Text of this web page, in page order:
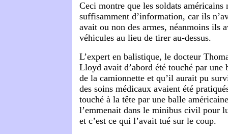
Ceci montre que les soldats américains
suffisamment d’information, car ils
avait ou non des armes, néanmoins ils
véhicules au lieu de tirer au-dessus.
L’expert en balistique, le docteur
Lloyd avait d’abord été touché par une
de la camionnette et qu’il aurait pu
des soins médicaux avaient été
touché à la tête par une balle
l’emmenait dans le minibus civil pour
et c’est ce qui l’avait tué sur le coup.